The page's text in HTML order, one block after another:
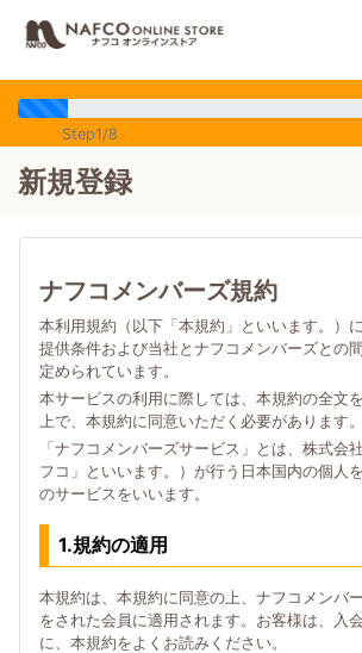
Step1/8
新規登録
ナフコメンバーズ規約
本利用規約（以下「本規約」といいます。）
提供条件および当社とナフコメンバーズとの
定められています。
本サービスの利用に際しては、本規約の全文
上で、本規約に同意いただく必要があります。
「ナフコメンバーズサービス」とは、株式会
フコ」といいます。）が行う日本国内の個人
のサービスをいいます。
1.規約の適用
本規約は、本規約に同意の上、ナフコメンバ
をされた会員に適用されます。お客様は、入
に、本規約をよくお読みください。